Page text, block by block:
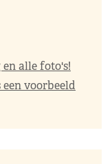
alle foto's!
voorbeeld